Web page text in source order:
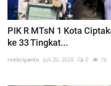
PIK R MTsN 1 Kota
ke 33 Tingkat...
rvebriyanto Juli 20, 2026 0 76